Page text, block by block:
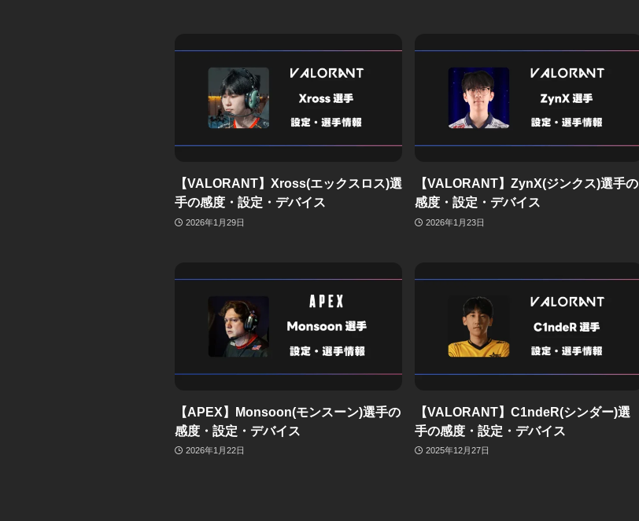
【VALORANT】Xross(エックスロス)選
手の感度・設定・デバイス
2026年1月29日
【VALORANT】ZynX(ジンクス)選手の
感度・設定・デバイス
2026年1月23日
【APEX】Monsoon(モンスーン)選手の
感度・設定・デバイス
2026年1月22日
【VALORANT】C1ndeR(シンダー)選
手の感度・設定・デバイス
2025年12月27日